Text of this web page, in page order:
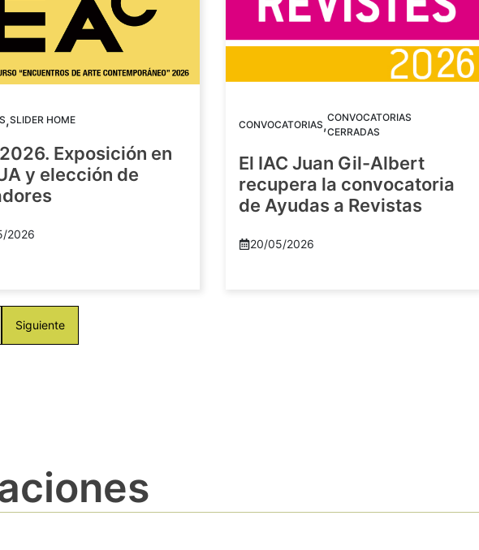
,SLIDER HOME
Exposición en
y elección de
2026
CONVOCATORIAS,CONVOCATORIAS
CERRADAS
El IAC Juan Gil-Albert
recupera la convocatoria
de Ayudas a Revistas
20/05/2026
Siguiente